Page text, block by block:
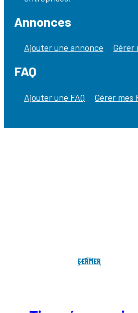
Annonces
Ajouter une annonce Gérer
FAQ
Ajouter une FAQ Gérer mes
FERMER